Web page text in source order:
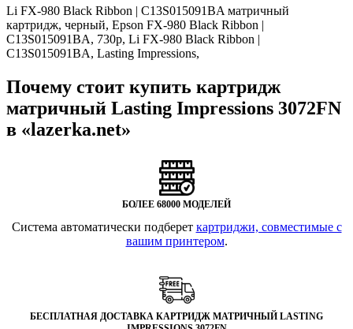
Li FX-980 Black Ribbon | C13S015091BA матричный
картридж, черный, Epson FX-980 Black Ribbon |
C13S015091BA, 730p, Li FX-980 Black Ribbon |
C13S015091BA, Lasting Impressions,
Почему стоит купить картридж
матричный Lasting Impressions 3072FN
в «lazerka.net»
БОЛЕЕ 68000 МОДЕЛЕЙ
Система автоматически подберет картриджи, совместимые с
вашим принтером.
БЕСПЛАТНАЯ ДОСТАВКА КАРТРИДЖ МАТРИЧНЫЙ LASTING